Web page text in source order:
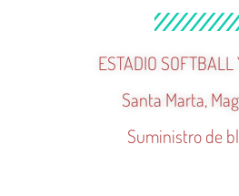
ESTADIO SOFTBALL
Santa Marta,
Suministro de